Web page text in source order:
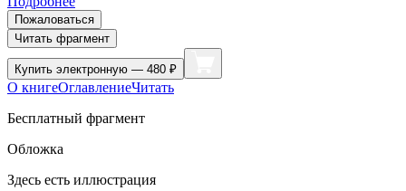
Пожаловаться
Читать фрагмент
Купить электронную — 480 ₽
О книгеОглавлениеЧитать
Бесплатный фрагмент
Обложка
Здесь есть иллюстрация